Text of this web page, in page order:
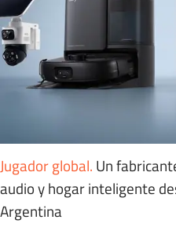
Jugador global. Un
audio y hogar inteligente
Argentina